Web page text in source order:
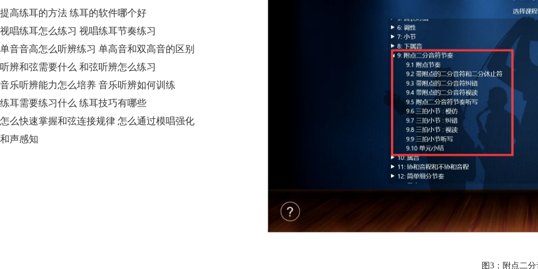
提高练耳的方法 练耳的软件哪个好
视唱练耳怎么练习 视唱练耳节奏练习
单音音高怎么听辨练习 单高音和双高音的区别
听辨和弦需要什么 和弦听辨怎么练习
音乐听辨能力怎么培养 音乐听辨如何训练
练耳需要练习什么 练耳技巧有哪些
怎么快速掌握和弦连接规律 怎么通过模唱强化
和声感知
图3：附点二